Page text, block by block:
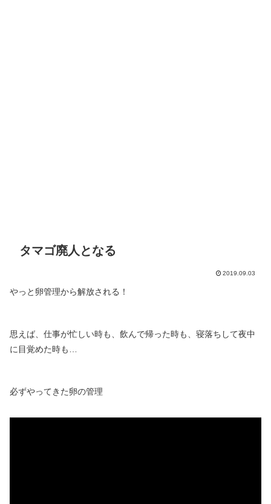
タマゴ廃人となる
2019.09.03
やっと卵管理から解放される！
思えば、仕事が忙しい時も、飲んで帰った時も、寝落ちして夜中
に目覚めた時も…
必ずやってきた卵の管理